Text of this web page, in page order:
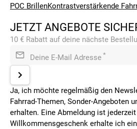
POC BrillenKontrastverstärkende
JETZT ANGEBOTE
10 € Rabatt auf deine nächste
Deine E-Mail Adresse *
Ja, ich möchte regelmäßig den
Fahrrad-Themen, Sonder-Angeboten
erhalten. Eine Abmeldung ist
Willkommensgeschenk erhalte ich